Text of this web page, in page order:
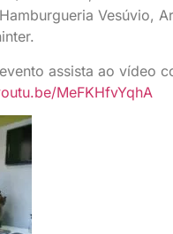
Vesúvio,
assista ao vídeo
MeFKHfvYqhA